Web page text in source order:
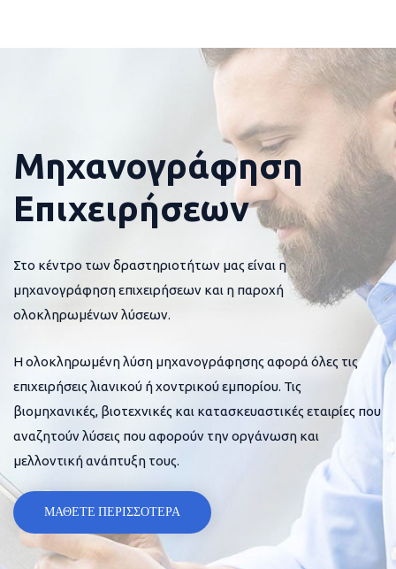
Μηχανογράφηση
Επιχειρήσεων
Στο κέντρο των δραστηριοτήτων μας είναι η
μηχανογράφηση επιχειρήσεων και η παροχή
ολοκληρωμένων λύσεων.
Η ολοκληρωμένη λύση μηχανογράφησης αφορά όλες τις
επιχειρήσεις λιανικού ή χοντρικού εμπορίου. Τις
βιομηχανικές, βιοτεχνικές και κατασκευαστικές εταιρίες που
αναζητούν λύσεις που αφορούν την οργάνωση και
μελλοντική ανάπτυξη τους.
ΜΑΘΕΤΕ ΠΕΡΙΣΣΟΤΕΡΑ